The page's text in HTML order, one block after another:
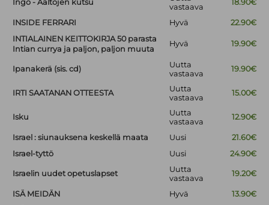
Ingo - Aaltojen kutsu
vastaava
18.90€
INSIDE FERRARI Hyvä
22.90€
INTIALAINEN KEITTOKIRJA 50 parasta
Intian currya ja paljon, paljon muuta
Hyvä 19.90€
Ipanakerä (sis. cd)
Uutta
vastaava
19.90€
IRTI SAATANAN OTTEESTA
Uutta
vastaava
15.00€
Isku
Uutta
vastaava
12.90€
Israel : siunauksena keskellä maata Uusi
21.60€
Israel-tyttö
Uusi 24.90€
Israelin uudet opetuslapset
Uutta
vastaava
19.20€
ISÄ MEIDÄN Hyvä
13.90€